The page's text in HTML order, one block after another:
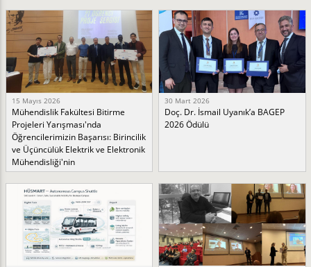
15 Mayıs 2026
Mühendislik Fakültesi Bitirme
Projeleri Yarışması'nda
Öğrencilerimizin Başarısı: Birincilik
ve Üçüncülük Elektrik ve Elektronik
Mühendisliği'nin
30 Mart 2026
Doç. Dr. İsmail Uyanık’a BAGEP
2026 Ödülü